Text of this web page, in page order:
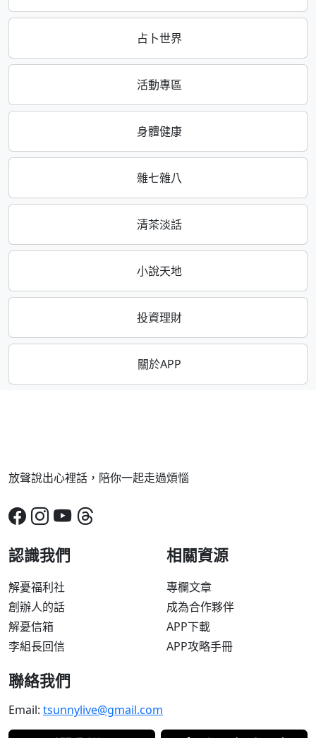
占卜世界
活動專區
身體健康
雜七雜八
清茶淡話
小說天地
投資理財
關於APP
放聲說出心裡話，陪你一起走過煩惱
認識我們
解憂福利社
創辦人的話
解憂信箱
李組長回信
相關資源
專欄文章
成為合作夥伴
APP下載
APP攻略手冊
聯絡我們
Email: tsunnylive@gmail.com